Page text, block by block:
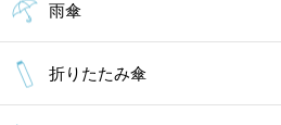
雨傘
折りたたみ傘